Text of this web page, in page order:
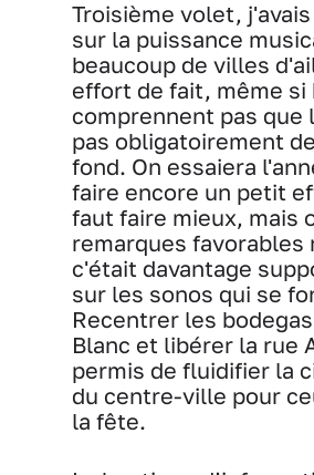
Troisième volet,
sur la puissance
beaucoup de villes
effort de fait, même si
comprennent pas que
pas obligatoirement
fond. On essaiera
faire encore un petit
faut faire mieux, mais
remarques favorables
c'était davantage
sur les sonos qui se
Recentrer les
Blanc et libérer la rue
permis de fluidifier la
du centre-ville pour
la fête.